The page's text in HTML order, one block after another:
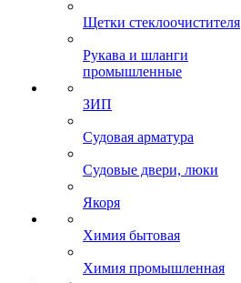
Щетки стеклоочистителя
Рукава и шланги
промышленные
ЗИП
Судовая арматура
Судовые двери, люки
Якоря
Химия бытовая
Химия промышленная